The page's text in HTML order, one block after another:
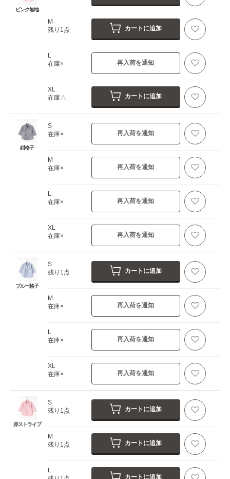
ピンク無地
M
残り1点
カートに追加
L
在庫×
再入荷を通知
XL
在庫△
カートに追加
紺格子
S
在庫×
再入荷を通知
M
在庫×
再入荷を通知
L
在庫×
再入荷を通知
XL
在庫×
再入荷を通知
ブルー格子
S
残り1点
カートに追加
M
在庫×
再入荷を通知
L
在庫×
再入荷を通知
XL
在庫×
再入荷を通知
赤ストライプ
S
残り1点
カートに追加
M
残り1点
カートに追加
L
カートに追加